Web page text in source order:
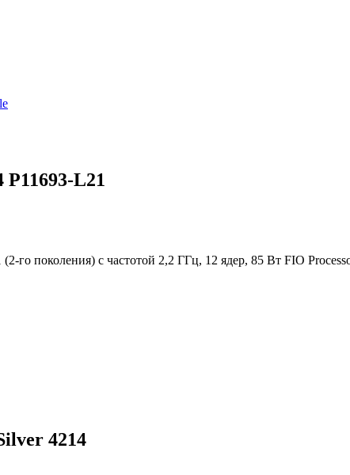
P11693-L21
го поколения) с частотой 2,2 ГГц, 12 ядер, 85 Вт FIO
4214